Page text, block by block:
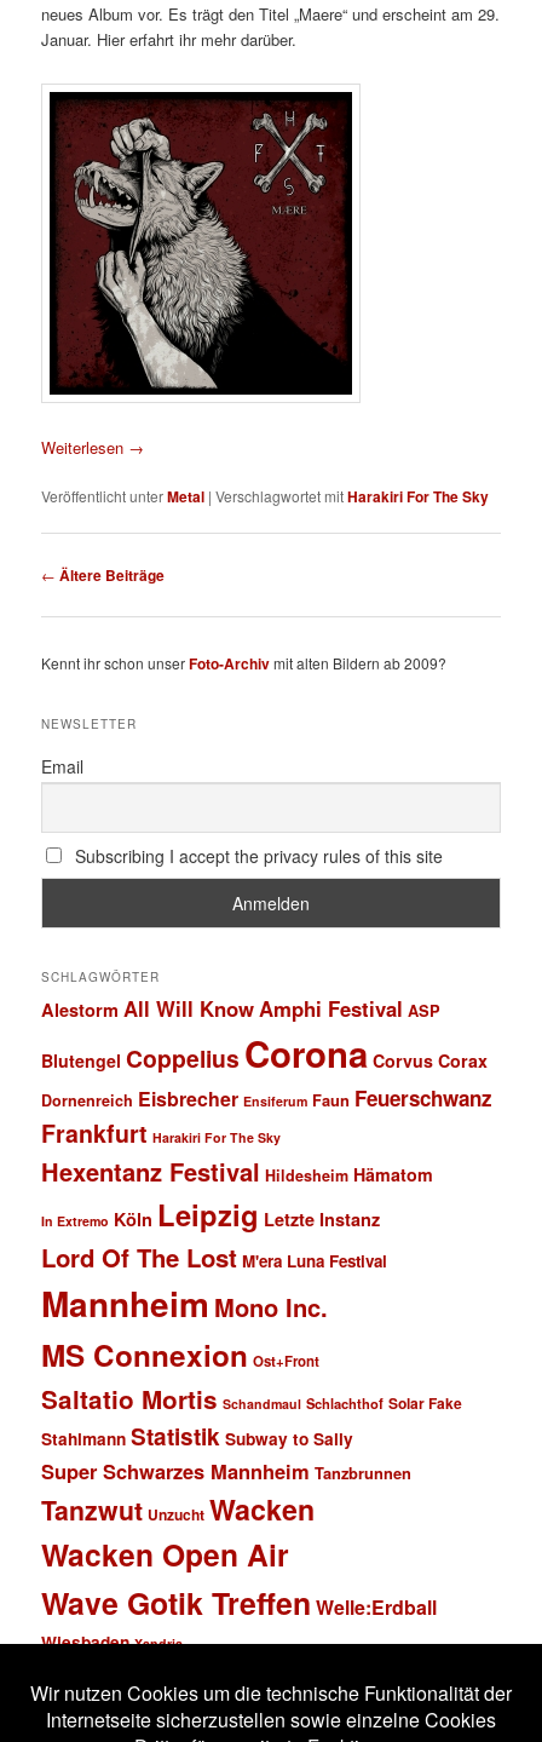
neues Album vor. Es trägt den Titel „Maere“ und erscheint am 29.
Januar. Hier erfahrt ihr mehr darüber.
Weiterlesen →
Veröffentlicht unterMetal |Verschlagwortet mitHarakiri For The Sky
Beitragsnavigation
← Ältere Beiträge
Kennt ihr schon unserFoto-Archivmit alten Bildern ab 2009?
NEWSLETTER
Email
Subscribing I accept the privacy rules of this site
SCHLAGWÖRTER
Alestorm All Will Know Amphi Festival ASP
Blutengel Coppelius Corona Corvus Corax
Dornenreich Eisbrecher Ensiferum Faun Feuerschwanz
Frankfurt Harakiri For The Sky
Hexentanz Festival Hildesheim Hämatom
In Extremo Köln Leipzig Letzte Instanz
Lord Of The Lost M'era Luna Festival
Mannheim Mono Inc.
MS Connexion Ost+Front
Saltatio Mortis Schandmaul Schlachthof Solar Fake
Stahlmann Statistik Subway to Sally
Super Schwarzes Mannheim Tanzbrunnen
Tanzwut Unzucht Wacken
Wacken Open Air
Wave Gotik Treffen Welle:Erdball
Wiesbaden Xandria
Impressum